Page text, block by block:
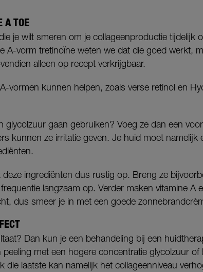
A TOE
je wilt smeren om je collageenproductie tijdelijk
A-vorm tretinoïne weten we dat die goed werkt,
alleen op recept verkrijgbaar.
vormen kunnen helpen, zoals verse retinol en
glycolzuur gaan gebruiken? Voeg ze dan een
kunnen ze irritatie geven. Je huid moet namelijk
ingrediënten dus rustig op. Breng ze
langzaam op. Verder maken vitamine A
dus smeer je in met een goede
Dan kun je een behandeling bij een
peeling met een hogere concentratie glycolzuur of
die laatste kan namelijk het collageenniveau